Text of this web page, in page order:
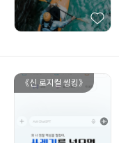
《신 로지컬 씽킹》